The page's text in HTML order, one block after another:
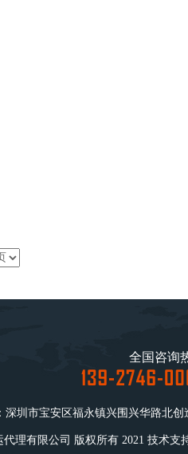
全国咨询
深圳市宝安区福永镇兴围兴华路北创
理有限公司 版权所有 2021 技术支